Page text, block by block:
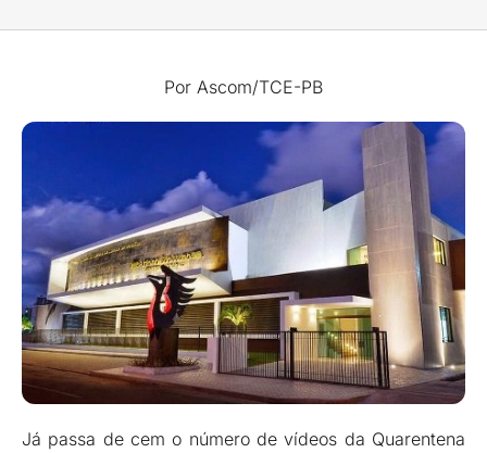
Por Ascom/TCE-PB
Já passa de cem o número de vídeos da Quarentena